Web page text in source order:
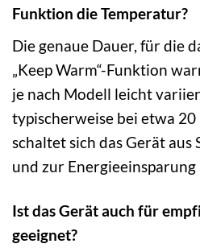
Funktion die Temperatur?
Die genaue Dauer, für die
„Keep Warm“-Funktion
je nach Modell leicht
typischerweise bei etwa
schaltet sich das Gerät
und zur Energieeinsparung
Ist das Gerät auch für
geeignet?